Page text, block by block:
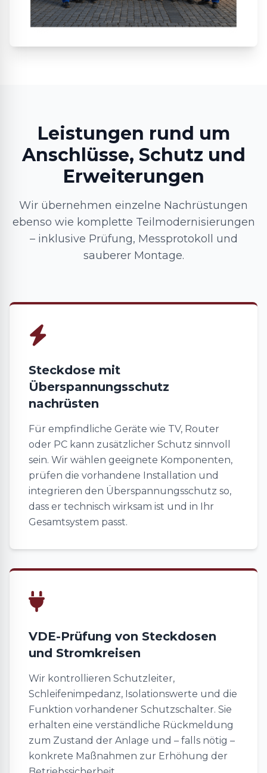
Leistungen rund um
Anschlüsse, Schutz und
Erweiterungen
Wir übernehmen einzelne Nachrüstungen
ebenso wie komplette Teilmodernisierungen
– inklusive Prüfung, Messprotokoll und
sauberer Montage.
Steckdose mit
Überspannungsschutz
nachrüsten
Für empfindliche Geräte wie TV, Router
oder PC kann zusätzlicher Schutz sinnvoll
sein. Wir wählen geeignete Komponenten,
prüfen die vorhandene Installation und
integrieren den Überspannungsschutz so,
dass er technisch wirksam ist und in Ihr
Gesamtsystem passt.
VDE-Prüfung von Steckdosen
und Stromkreisen
Wir kontrollieren Schutzleiter,
Schleifenimpedanz, Isolationswerte und die
Funktion vorhandener Schutzschalter. Sie
erhalten eine verständliche Rückmeldung
zum Zustand der Anlage und – falls nötig –
konkrete Maßnahmen zur Erhöhung der